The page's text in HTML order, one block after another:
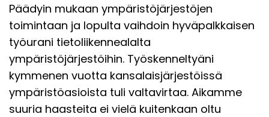
Päädyin mukaan ympäristöjärjestöjen
toimintaan ja lopulta vaihdoin hyväpalkkaisen
työurani tietoliikennealalta
ympäristöjärjestöihin. Työskenneltyäni
kymmenen vuotta kansalaisjärjestöissä
ympäristöasioista tuli valtavirtaa. Aikamme
suuria haasteita ei vielä kuitenkaan oltu